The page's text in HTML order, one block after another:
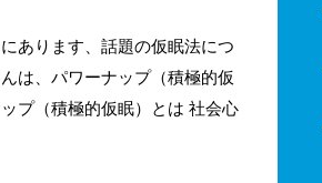
あります、話題の仮眠法につ
は、パワーナップ（積極的仮
プ（積極的仮眠）とは 社会心